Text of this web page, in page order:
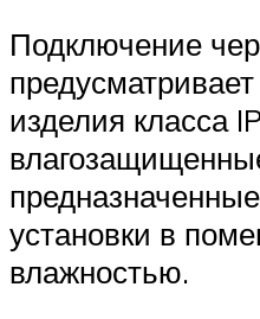
Подключение
изделия класса
установки в
влажностью.